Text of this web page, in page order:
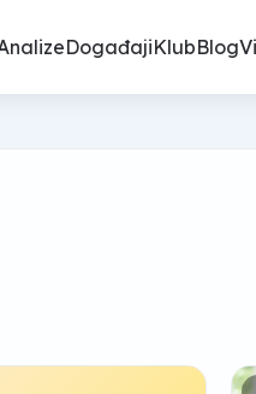
DogađajiKlubBlog